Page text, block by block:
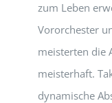
zum Leben
Vororchester
meisterten die
meisterhaft.
dynamische